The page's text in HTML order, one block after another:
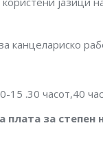
канцелариско
15 .30 часот,40
за степен